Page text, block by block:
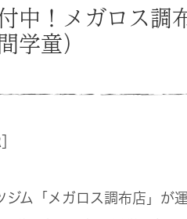
中！メガロス調
学童）
ム「メガロス調布店」が